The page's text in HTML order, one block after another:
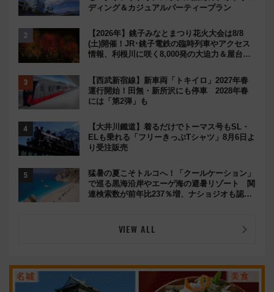
ディング＆カジュアルパーティープラン
【2026年】銚子みなとまつり花火大会は8/8
(土)開催！JR･銚子電鉄の臨時列車やアクセス
情報、利根川に咲く8,000発の大迫力＆屋台を
【西武新宿線】新車両「トキイロ」2027年春
運行開始！田無・新所沢にも停車 2028年春
には「第2弾」も
【大井川鐵道】着るだけでトーマス号もSL・
ELも乗れる「フリーきっぷTシャツ」8月6日よ
り受注販売
猛暑の夏こそトルコへ！「クールケーション」
で巡る黒海沿岸やエーゲ海の避暑リゾート 関
連検索数が前年比237％増、ナショジオも認め
VIEW ALL